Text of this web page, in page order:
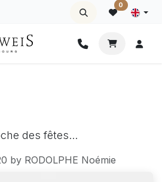
0
des fêtes...
by RODOLPHE Noémie